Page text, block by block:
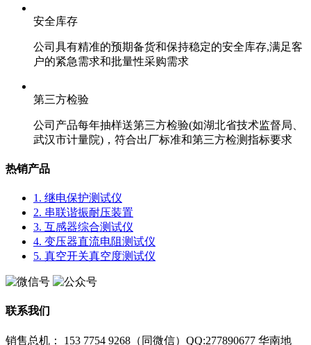
安全库存
公司具有精准的预期备货和保持稳定的安全库存,满足客
户的紧急需求和批量性采购需求
第三方检验
公司产品每年抽样送第三方检验(如湖北省技术监督局、
武汉市计量院)，符合出厂标准和第三方检测指标要求
热销产品
1. 继电保护测试仪
2. 串联谐振耐压装置
3. 互感器综合测试仪
4. 变压器直流电阻测试仪
5. 真空开关真空度测试仪
联系我们
销售总机： 153 7754 9268（同微信）QQ:277890677 华南地